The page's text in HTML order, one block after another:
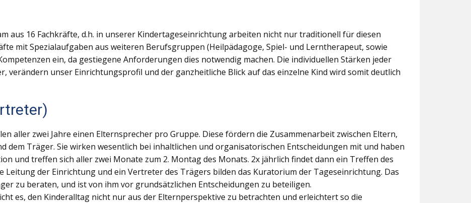
aus 16 Fachkräfte, d.h. in unserer Kindertageseinrichtung arbeiten nicht nur traditionell für diesen
mit Spezialaufgaben aus weiteren Berufsgruppen (Heilpädagoge, Spiel- und Lerntherapeut, sowie
ein, da gestiegene Anforderungen dies notwendig machen. Die individuellen Stärken jeder
verändern unser Einrichtungsprofil und der ganzheitliche Blick auf das einzelne Kind wird somit deutlich
aller zwei Jahre einen Elternsprecher pro Gruppe. Diese fördern die Zusammenarbeit zwischen Eltern,
dem Träger. Sie wirken wesentlich bei inhaltlichen und organisatorischen Entscheidungen mit und haben
und treffen sich aller zwei Monate zum 2. Montag des Monats. 2x jährlich findet dann ein Treffen des
der Einrichtung und ein Vertreter des Trägers bilden das Kuratorium der Tageseinrichtung. Das
zu beraten, und ist von ihm vor grundsätzlichen Entscheidungen zu beteiligen.
es, den Kinderalltag nicht nur aus der Elternperspektive zu betrachten und erleichtert so die